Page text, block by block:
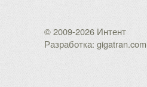
© 2009-2026 Интент
Разработка: gigatran.com